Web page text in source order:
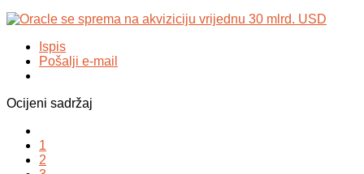
Ispis
Pošalji e-mail
Ocijeni sadržaj
1
2